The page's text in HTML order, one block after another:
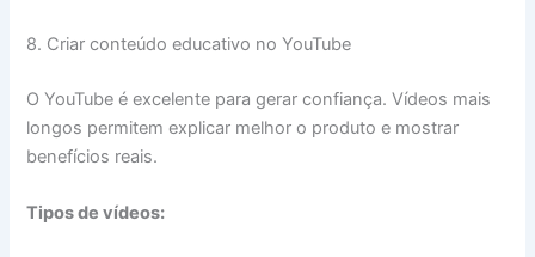
8. Criar conteúdo educativo no YouTube
O YouTube é excelente para gerar confiança. Vídeos mais
longos permitem explicar melhor o produto e mostrar
benefícios reais.
Tipos de vídeos: